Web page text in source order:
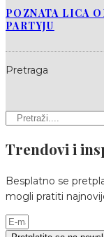
POZNATA LICA
PARTYJU
Pretraga
Trendovi i
Besplatno se
mogli pratiti